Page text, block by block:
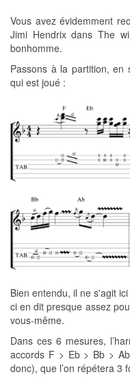
Vous avez évidemment
Jimi Hendrix dans The
bonhomme.
Passons à la partition, en
qui est joué :
Bien entendu, il ne s'agit
ci en dit presque assez
vous-même.
Dans ces 6 mesures,
accords F > Eb > Bb >
donc), que l’on répétera 3